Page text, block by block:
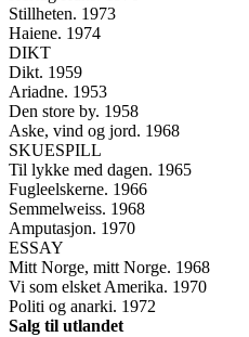
Stillheten. 1973
Haiene. 1974
DIKT
Dikt. 1959
Ariadne. 1953
Den store by. 1958
Aske, vind og jord. 1968
SKUESPILL
Til lykke med dagen. 1965
Fugleelskerne. 1966
Semmelweiss. 1968
Amputasjon. 1970
ESSAY
Mitt Norge, mitt Norge. 1968
Vi som elsket Amerika. 1970
Politi og anarki. 1972
Salg til utlandet